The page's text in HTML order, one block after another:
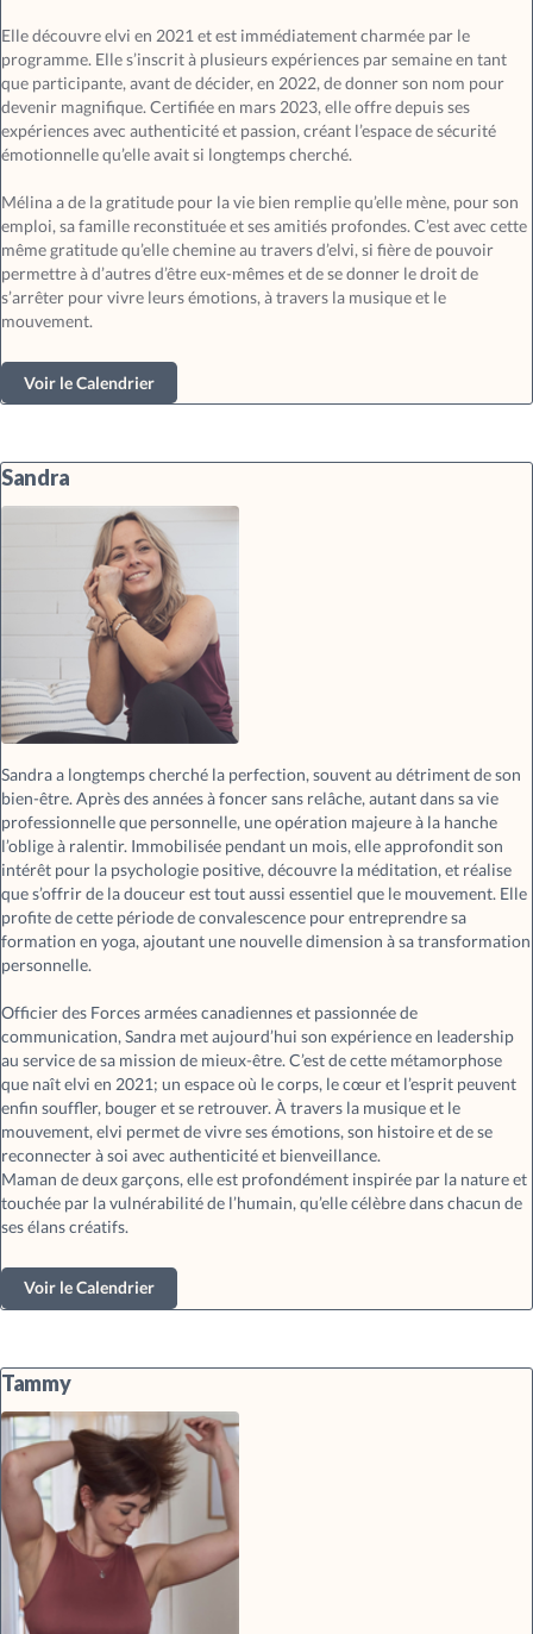
Elle découvre elvi en 2021 et est immédiatement charmée par le
programme. Elle s’inscrit à plusieurs expériences par semaine en tant
que participante, avant de décider, en 2022, de donner son nom pour
devenir magnifique. Certifiée en mars 2023, elle offre depuis ses
expériences avec authenticité et passion, créant l’espace de sécurité
émotionnelle qu’elle avait si longtemps cherché.
Mélina a de la gratitude pour la vie bien remplie qu’elle mène, pour son
emploi, sa famille reconstituée et ses amitiés profondes. C’est avec cette
même gratitude qu’elle chemine au travers d’elvi, si fière de pouvoir
permettre à d’autres d’être eux-mêmes et de se donner le droit de
s’arrêter pour vivre leurs émotions, à travers la musique et le
mouvement.
Voir le Calendrier
Sandra
Sandra a longtemps cherché la perfection, souvent au détriment de son
bien-être. Après des années à foncer sans relâche, autant dans sa vie
professionnelle que personnelle, une opération majeure à la hanche
l’oblige à ralentir. Immobilisée pendant un mois, elle approfondit son
intérêt pour la psychologie positive, découvre la méditation, et réalise
que s’offrir de la douceur est tout aussi essentiel que le mouvement. Elle
profite de cette période de convalescence pour entreprendre sa
formation en yoga, ajoutant une nouvelle dimension à sa transformation
personnelle.
Officier des Forces armées canadiennes et passionnée de
communication, Sandra met aujourd’hui son expérience en leadership
au service de sa mission de mieux-être. C’est de cette métamorphose
que naît elvi en 2021; un espace où le corps, le cœur et l’esprit peuvent
enfin souffler, bouger et se retrouver. À travers la musique et le
mouvement, elvi permet de vivre ses émotions, son histoire et de se
reconnecter à soi avec authenticité et bienveillance.
Maman de deux garçons, elle est profondément inspirée par la nature et
touchée par la vulnérabilité de l’humain, qu’elle célèbre dans chacun de
ses élans créatifs.
Voir le Calendrier
Tammy